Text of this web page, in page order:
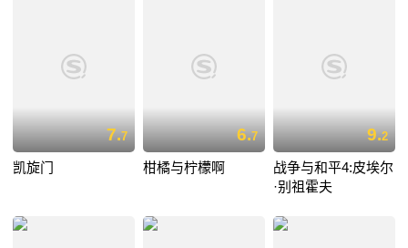
7.7
凯旋门
6.7
柑橘与柠檬啊
9.2
战争与和平4:皮埃尔
·别祖霍夫